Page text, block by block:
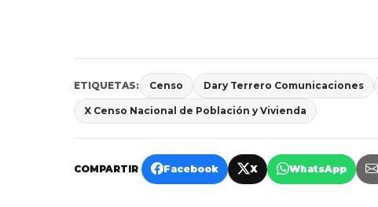
ETIQUETAS: Censo Dary Terrero Comunicaciones
X Censo Nacional de Población y Vivienda
COMPARTIR Facebook X WhatsApp